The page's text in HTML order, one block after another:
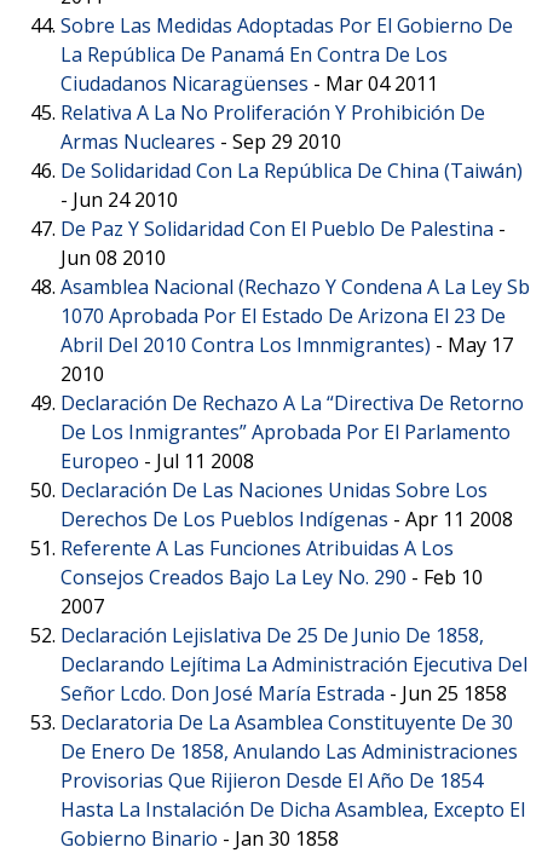
Sobre Las Medidas Adoptadas Por El Gobierno De
La República De Panamá En Contra De Los
Ciudadanos Nicaragüenses - Mar 04 2011
Relativa A La No Proliferación Y Prohibición De
Armas Nucleares - Sep 29 2010
De Solidaridad Con La República De China (Taiwán)
- Jun 24 2010
De Paz Y Solidaridad Con El Pueblo De Palestina -
Jun 08 2010
Asamblea Nacional (Rechazo Y Condena A La Ley Sb
1070 Aprobada Por El Estado De Arizona El 23 De
Abril Del 2010 Contra Los Imnmigrantes) - May 17
2010
Declaración De Rechazo A La “Directiva De Retorno
De Los Inmigrantes” Aprobada Por El Parlamento
Europeo - Jul 11 2008
Declaración De Las Naciones Unidas Sobre Los
Derechos De Los Pueblos Indígenas - Apr 11 2008
Referente A Las Funciones Atribuidas A Los
Consejos Creados Bajo La Ley No. 290 - Feb 10
2007
Declaración Lejislativa De 25 De Junio De 1858,
Declarando Lejítima La Administración Ejecutiva Del
Señor Lcdo. Don José María Estrada - Jun 25 1858
Declaratoria De La Asamblea Constituyente De 30
De Enero De 1858, Anulando Las Administraciones
Provisorias Que Rijieron Desde El Año De 1854
Hasta La Instalación De Dicha Asamblea, Excepto El
Gobierno Binario - Jan 30 1858